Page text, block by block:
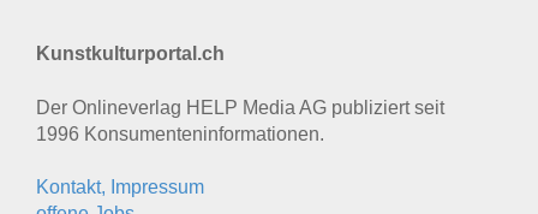
Kunstkulturportal.ch
Der Onlineverlag HELP Media AG publiziert seit
1996 Konsumenten­informationen.
Kontakt, Impressum